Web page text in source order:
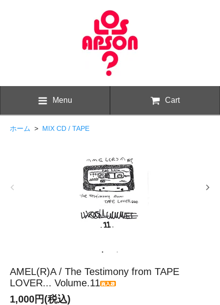
Menu Cart
ホーム > MIX CD / TAPE
AMEL(R)A / The Testimony from TAPE
LOVER... Volume.11
1,000円(税込)